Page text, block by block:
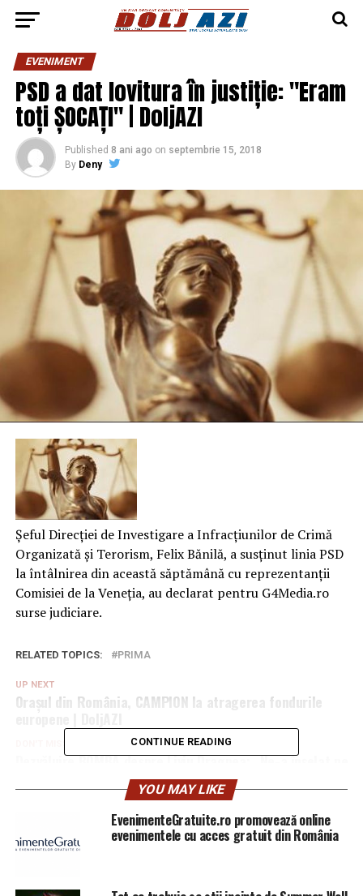
EVENIMENT
PSD a dat lovitura în justiție: "Eram
toți ȘOCAȚI" | DoljAZI
Published 8 ani ago on septembrie 15, 2018
By Deny
Șeful Direcției de Investigare a Infracțiunilor de Crimă
Organizată și Terorism, Felix Bănilă, a susținut linia PSD
la întâlnirea din această săptămână cu reprezentanții
Comisiei de la Veneția, au declarat pentru G4Media.ro
surse judiciare.
RELATED TOPICS: PRIMA
UP NEXT
Orașul din România, CAMPION la atragerea fondurile
Dezvăluire BOMBĂ despre Liviu Dragnea: „Ne-a înşelat pe
CONTINUE READING
YOU MAY LIKE
EvenimenteGratuite.ro promovează online
evenimentele cu acces gratuit din România